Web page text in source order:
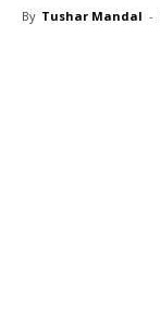
By Tushar Mandal -